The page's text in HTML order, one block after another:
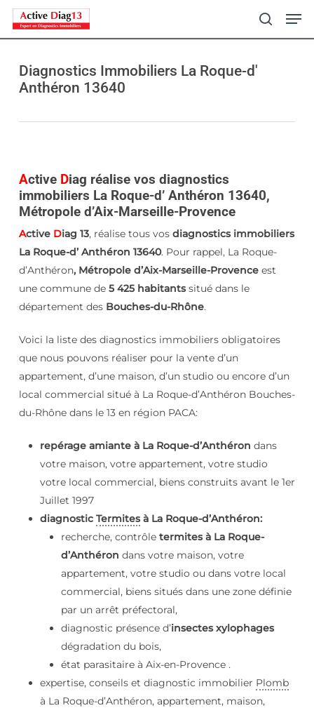
Skip
contentDiagnostics Immobiliers La Roque-d'
Anthéron 13640
Active Diag réalise vos diagnostics
immobiliers La Roque-d’ Anthéron 13640,
Métropole d’Aix-Marseille-Provence
Active Diag 13, réalise tous vos diagnostics immobiliers
La Roque-d’ Anthéron 13640. Pour rappel, La Roque-
d’Anthéron, Métropole d’Aix-Marseille-Provenceest
une commune de 5 425 habitantssitué dans le
département des Bouches-du-Rhône.
Voici la liste des diagnostics immobiliers obligatoires
que nous pouvons réaliser pour la vente d’un
appartement, d’une maison, d’un studio ou encore d’un
local commercial situé à La Roque-d’Anthéron Bouches-
du-Rhône dans le 13 en région PACA:
repérage amiante à La Roque-d’Anthéron dans
votre maison, votre appartement, votre studio
votre local commercial, biens construits avant le 1er
Juillet 1997
diagnostic Termitesà La Roque-d’Anthéron:
recherche, contrôle termites à La Roque-
d’Anthéron dans votre maison, votre
appartement, votre studio ou dans votre local
commercial, biens situés dans une zone définie
par un arrêt préfectoral,
diagnostic présence d’insectes xylophages
dégradation du bois,
état parasitaire à Aix-en-Provence .
expertise, conseils et diagnostic immobilier Plomb
à La Roque-d’Anthéron, appartement, maison,